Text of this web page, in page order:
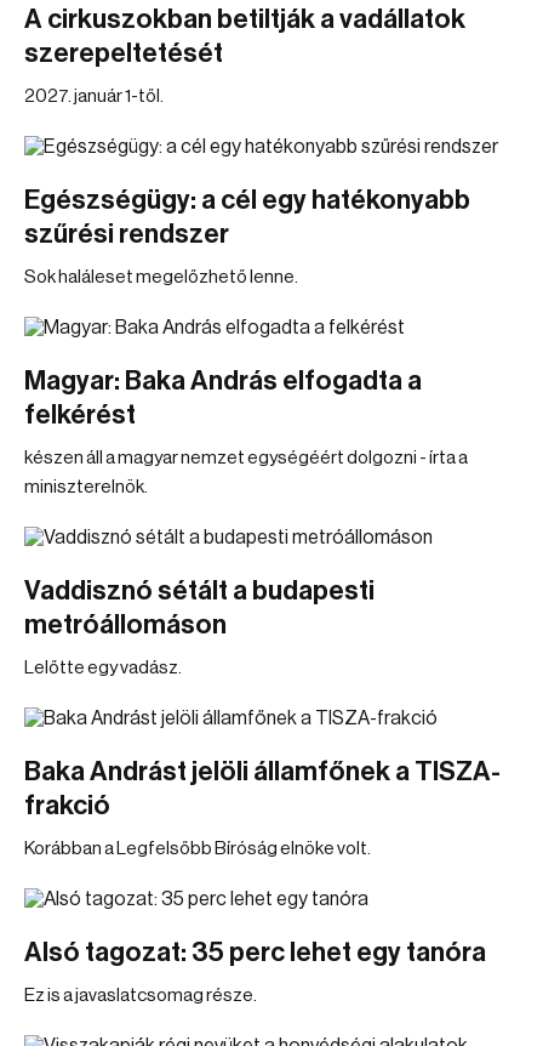
A cirkuszokban betiltják a vadállatok
szerepeltetését
2027. január 1-től.
Egészségügy: a cél egy hatékonyabb
szűrési rendszer
Sok haláleset megelőzhető lenne.
Magyar: Baka András elfogadta a
felkérést
készen áll a magyar nemzet egységéért dolgozni - írta a
miniszterelnök.
Vaddisznó sétált a budapesti
metróállomáson
Lelőtte egy vadász.
Baka Andrást jelöli államfőnek a TISZA-
frakció
Korábban a Legfelsőbb Bíróság elnöke volt.
Alsó tagozat: 35 perc lehet egy tanóra
Ez is a javaslatcsomag része.